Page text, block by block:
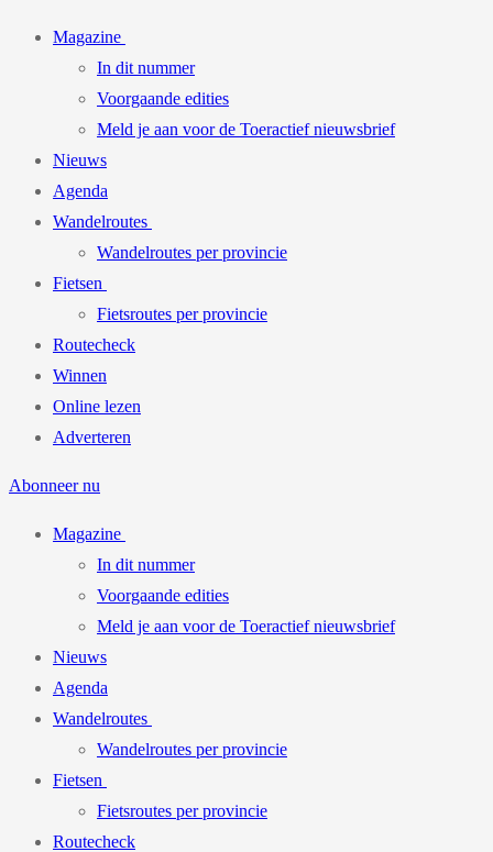
Magazine
In dit nummer
Voorgaande edities
Meld je aan voor de Toeractief nieuwsbrief
Nieuws
Agenda
Wandelroutes
Wandelroutes per provincie
Fietsen
Fietsroutes per provincie
Routecheck
Winnen
Online lezen
Adverteren
Abonneer nu
Magazine
In dit nummer
Voorgaande edities
Meld je aan voor de Toeractief nieuwsbrief
Nieuws
Agenda
Wandelroutes
Wandelroutes per provincie
Fietsen
Fietsroutes per provincie
Routecheck